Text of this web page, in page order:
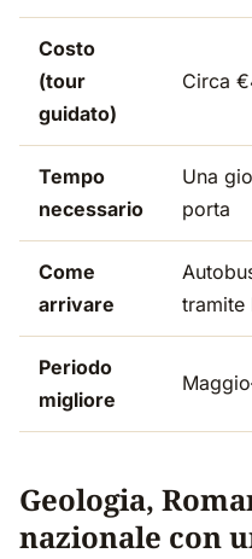
Costo
(tour
guidato)
Circa
Tempo
necessario
Una
porta
Come
arrivare
tramite
Periodo
migliore
Geologia,
nazionale con